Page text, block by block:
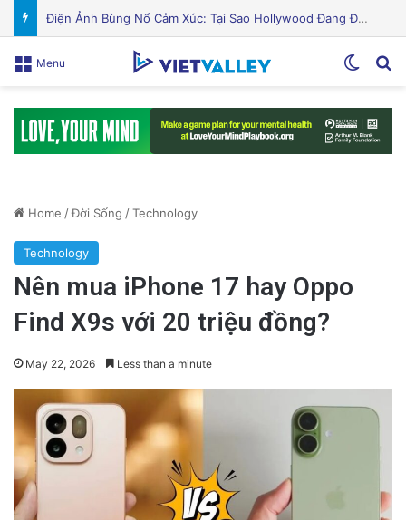
Puerto Rico Bắt Đầu Cắt Giảm Nước Giữa Cuộc Khủng Hoảng Hạn Hán: “Thật Khắc Nghiệt”
Menu
Home /Đời Sống /Technology
Technology
Nên mua iPhone 17 hay Oppo
Find X9s với 20 triệu đồng?
May 22, 2026 Less than a minute